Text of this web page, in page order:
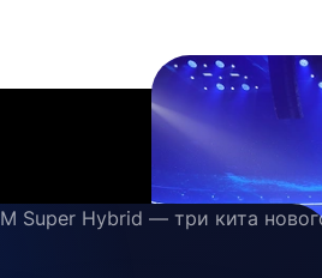
Super Hybrid — три кита